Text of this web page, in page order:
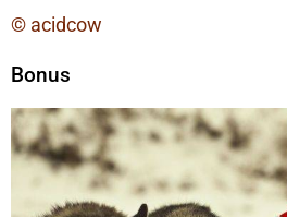
© acidcow
Bonus